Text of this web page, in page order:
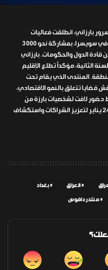
بارزاني، انطلقت فعاليات
منتدى دافوس الاقتصادي العالمي 2025 في سويسرا، بمشاركة نحو 3000
قيادية من 130 دولة، بينهم 60 من قادة الدول والحكومات. بارزاني
الثانية، مؤكداً تطلع الإقليم
المنتدى الذي يقام تحت
قضايا تتعلق بالنمو الاقتصادي،
حضور لافت لشخصيات بارزة من
مختلف القطاعات. تستمر الفعاليات حتى 24 يناير لتعزيز الشراكات واستكشاف
العراق بغداد
منتدر دافوس